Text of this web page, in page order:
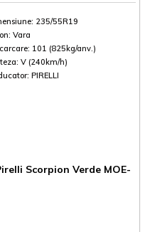
235/55R19
Vara
101 (825kg/anv.)
V (240km/h)
PIRELLI
Scorpion Verde MOE-